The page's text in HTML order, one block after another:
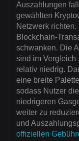
Auszahlungen
gewählten
Netzwerk
Blockchain-
schwanken. Die
sind im Vergleich
relativ niedrig.
eine breite
sodass Nutzer
niedrigeren
weiter zu
und
offiziellen